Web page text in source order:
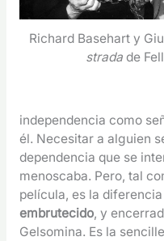
Richard Basehart y
stradade
independencia como
él. Necesitar a alguien
dependencia que se
menoscaba. Pero, tal
película, es la
embrutecido, y
Gelsomina. Es la